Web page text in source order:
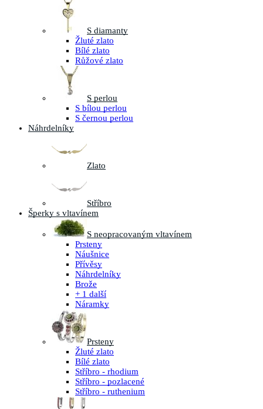
S diamanty
Žluté zlato
Bílé zlato
Růžové zlato
S perlou
S bílou perlou
S černou perlou
Náhrdelníky
Zlato
Stříbro
Šperky s vltavínem
S neopracovaným vltavínem
Prsteny
Náušnice
Přívěsy
Náhrdelníky
Brože
+ 1 další
Náramky
Prsteny
Žluté zlato
Bílé zlato
Stříbro - rhodium
Stříbro - pozlacené
Stříbro - ruthenium